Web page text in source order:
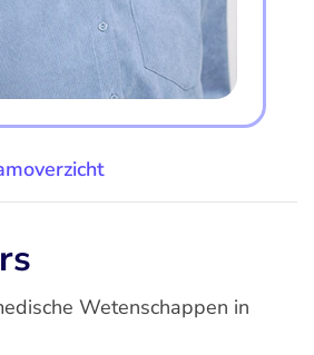
Wetenschappen in